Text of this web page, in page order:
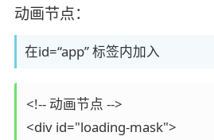
动画节点：
在id=“app” 标签内加入
<!-- 动画节点 -->
<div id="loading-mask">